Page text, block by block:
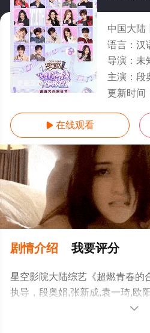
更新至20260627期
中国大陆
语言： 汉
导演： 未
主演： 段奥娟,张
更新时间
 在线观看
剧情介绍 我要评分
星空影院大陆综艺《超燃青春的
执导，段奥娟,张新成,袁一琦,欧
依·高,钟辰乐,代露娃,许馨文,王
